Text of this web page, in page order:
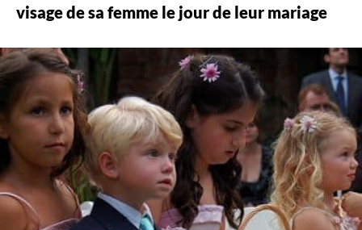
visage de sa femme le jour de leur mariage